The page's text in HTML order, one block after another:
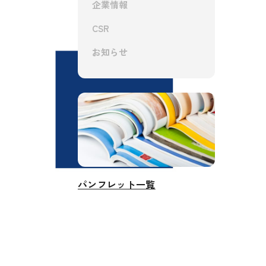
企業情報
CSR
お知らせ
パンフレット一覧